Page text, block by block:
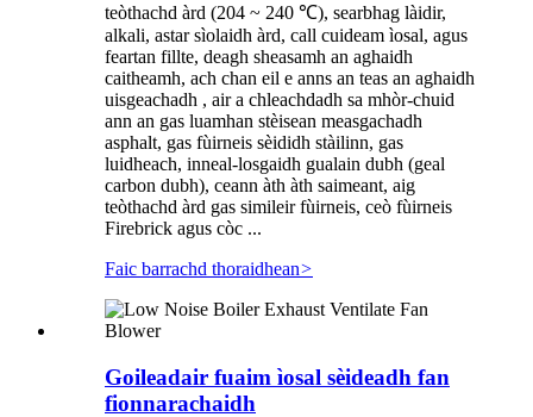
teòthachd àrd (204 ~ 240 ℃), searbhag làidir,
alkali, astar sìolaidh àrd, call cuideam ìosal, agus
feartan fillte, deagh sheasamh an aghaidh
caitheamh, ach chan eil e anns an teas an aghaidh
uisgeachadh , air a chleachdadh sa mhòr-chuid
ann an gas luamhan stèisean measgachadh
asphalt, gas fùirneis sèididh stàilinn, gas
luidheach, inneal-losgaidh gualain dubh (geal
carbon dubh), ceann àth àth saimeant, aig
teòthachd àrd gas simileir fùirneis, ceò fùirneis
Firebrick agus còc ...
Faic barrachd thoraidhean>
Goileadair fuaim ìosal sèideadh fan
fionnarachaidh